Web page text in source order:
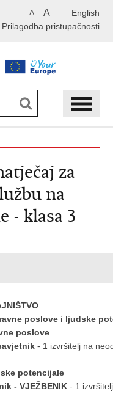
English
A A
Prilagodba pristupačnosti
za
na
- klasa 3
poslove i ljudske
poslove
- 1 izvršitelj na
potencijale
- VJEŽBENIK - 1